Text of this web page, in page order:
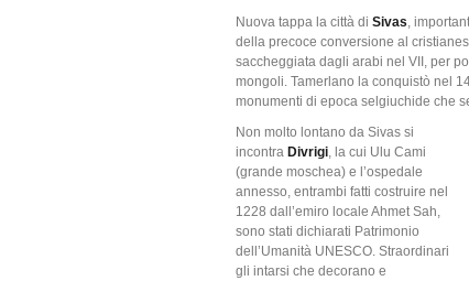
Nuova tappa la città di Sivas,
della precoce conversione al
saccheggiata dagli arabi nel VII, per
mongoli. Tamerlano la conquistò nel
monumenti di epoca selgiuchide che
Non molto lontano da Sivas si
incontra Divrigi, la cui Ulu Cami
(grande moschea) e l’ospedale
annesso, entrambi fatti costruire nel
1228 dall’emiro locale Ahmet Sah,
sono stati dichiarati Patrimonio
dell’Umanità UNESCO. Straordinari
gli intarsi che decorano e